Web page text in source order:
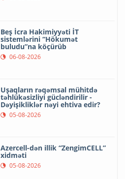
Beş İcra Hakimiyyəti İT
sistemlərini “Hökumət
buludu”na köçürüb
06-08-2026
Uşaqların rəqəmsal mühitdə
təhlükəsizliyi gücləndirilir -
Dəyişikliklər nəyi ehtiva edir?
05-08-2026
Azercell-dən illik “ZengimCELL”
xidməti
05-08-2026